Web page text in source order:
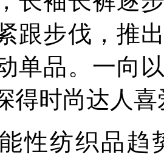
跟步伐，推
单品。一向
得时尚达人喜
性纺织品趋